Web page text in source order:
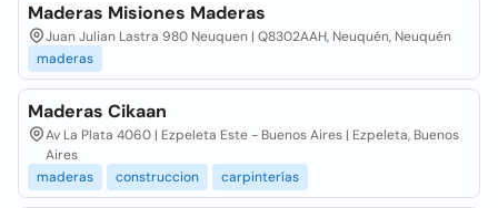
Maderas Misiones Maderas
Juan Julian Lastra 980 Neuquen | Q8302AAH, Neuquén, Neuquén
maderas
Maderas Cikaan
Av La Plata 4060 | Ezpeleta Este - Buenos Aires | Ezpeleta, Buenos
Aires
maderas
construccion carpinterías